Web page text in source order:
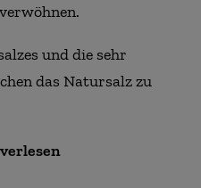
und die sehr
das Natursalz zu